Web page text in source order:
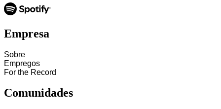
Empresa
Sobre
Empregos
For the Record
Comunidades